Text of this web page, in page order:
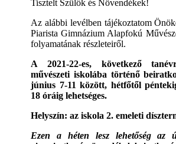
Tisztelt Szülők és Növendékek!
Az alábbi levélben tájékoztatom
Piarista Gimnázium Alapfokú
folyamatának részleteiről.
A 2021-22-es, következő
művészeti iskolába történő
június 7-11 között, hétfőtől
18 óráig lehetséges.
Helyszín: az iskola 2. emeleti
Ezen a héten lesz lehetőség az